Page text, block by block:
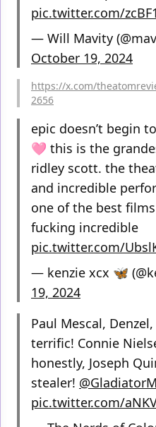
pic.twitter.com/
— Will Mavity
October 19, 2024
https://x.com/
2656
epic doesn’t begin
🩷 this is the
ridley scott. the
and incredible
one of the best
fucking incredible
pic.twitter.com/
— kenzie xcx 🦋
19, 2024
Paul Mescal,
terrific! Connie
honestly, Joseph
stealer!
pic.twitter.com/